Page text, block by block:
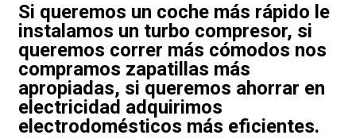
Si queremos un coche más rápido le
instalamos un turbo compresor, si
queremos correr más cómodos nos
compramos zapatillas más
apropiadas, si queremos ahorrar en
electricidad adquirimos
electrodomésticos más eficientes.